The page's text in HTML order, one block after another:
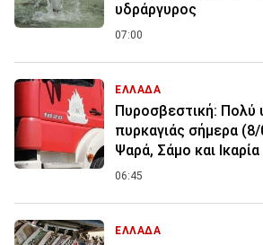
υδράργυρος
07:00
ΕΛΛΑΔΑ
Πυροσβεστική: Πολύ
πυρκαγιάς σήμερα
Ψαρά, Σάμο και Ικαρία
06:45
ΕΛΛΑΔΑ